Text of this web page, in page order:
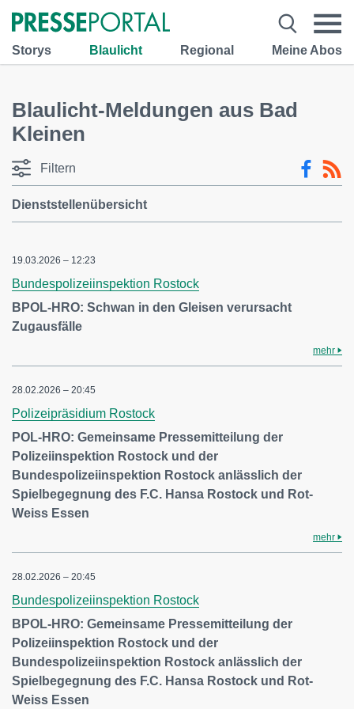
Storys Blaulicht Regional Meine Abos
Blaulicht-Meldungen aus Bad
Kleinen
Filtern
Dienststellenübersicht
19.03.2026 – 12:23
Bundespolizeiinspektion Rostock
BPOL-HRO: Schwan in den Gleisen verursacht
Zugausfälle
mehr
28.02.2026 – 20:45
Polizeipräsidium Rostock
POL-HRO: Gemeinsame Pressemitteilung der
Polizeiinspektion Rostock und der
Bundespolizeiinspektion Rostock anlässlich der
Spielbegegnung des F.C. Hansa Rostock und Rot-
Weiss Essen
mehr
28.02.2026 – 20:45
Bundespolizeiinspektion Rostock
BPOL-HRO: Gemeinsame Pressemitteilung der
Polizeiinspektion Rostock und der
Bundespolizeiinspektion Rostock anlässlich der
Spielbegegnung des F.C. Hansa Rostock und Rot-
Weiss Essen